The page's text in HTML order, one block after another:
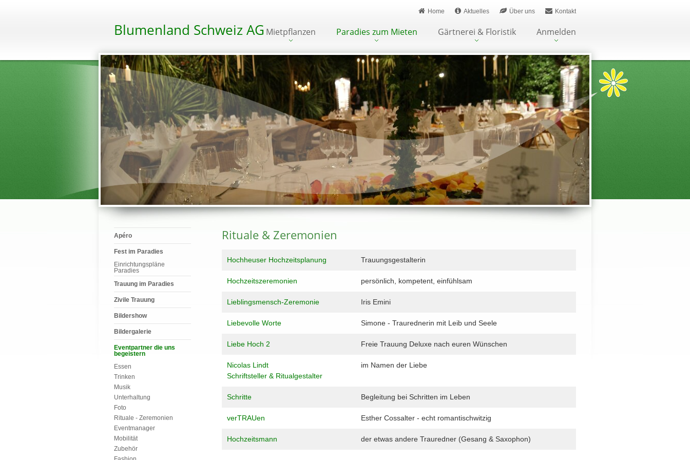
Blumenland Schweiz AG Mietpflanzen Paradies zum Mieten Gärtnerei & Floristik Anmelden
Home Aktuelles Über uns Kontakt
Apéro
Fest im Paradies
Einrichtungspläne
Paradies
Trauung im Paradies
Zivile Trauung
Bildershow
Bildergalerie
Eventpartner die uns
begeistern
Essen
Trinken
Musik
Unterhaltung
Foto
Rituale - Zeremonien
Eventmanager
Mobilität
Zubehör
Rituale & Zeremonien
Hochheuser Hochzeitsplanung Trauungsgestalterin
Hochzeitszeremonien persönlich, kompetent, einfühlsam
Lieblingsmensch-Zeremonie Iris Emini
Liebevolle Worte Simone - Traurednerin mit Leib und Seele
Liebe Hoch 2 Freie Trauung Deluxe nach euren Wünschen
Nicolas Lindt
Schriftsteller & Ritualgestalter
im Namen der Liebe
Schritte Begleitung bei Schritten im Leben
verTRAUen Esther Cossalter - echt romantischwitzig
Hochzeitsmann der etwas andere Trauredner (Gesang & Saxophon)